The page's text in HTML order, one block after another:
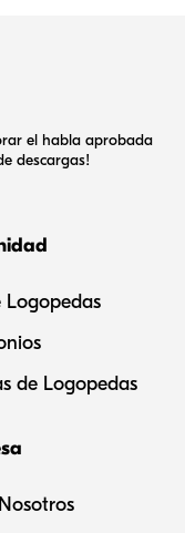
el habla aprobada
descargas!
Logopedas
de Logopedas